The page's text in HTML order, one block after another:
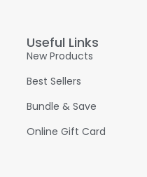
Useful Links
New Products
Best Sellers
Bundle & Save
Online Gift Card